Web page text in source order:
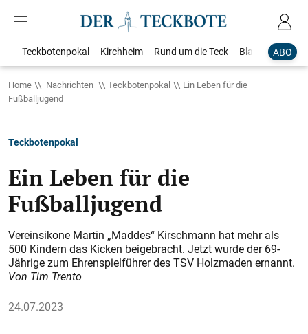
ABO
Teckbotenpokal Kirchheim Rund um die Teck Blaulicht
Home Nachrichten Teckbotenpokal
Ein Leben für die
Fußballjugend
Teckbotenpokal
Ein Leben für die
Fußballjugend
Vereinsikone Martin „Maddes“ Kirschmann hat mehr als
500 Kindern das Kicken beigebracht. Jetzt wurde der 69-
Jährige zum Ehrenspielführer des TSV Holzmaden ernannt.
Von Tim Trento
24.07.2023